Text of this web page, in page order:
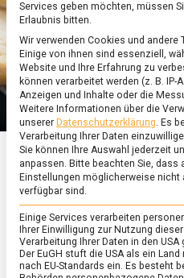
ERNÄHRUNG &
Vielen
Blumen:
Services geben möchten, müssen
Erlaubnis bitten.
Wir verwenden Cookies und
Einige von ihnen sind essenziell,
Website und Ihre Erfahrung zu
können verarbeitet werden (z. B.
Anzeigen und Inhalte oder die
Weitere Informationen über die
unserer Datenschutzerklärung. Es
Verarbeitung Ihrer Daten
Sie können Ihre Auswahl jederzeit
anpassen. Bitte beachten Sie, dass
Einstellungen möglicherweise nicht
verfügbar sind.
Einige Services verarbeiten
Ihrer Einwilligung zur Nutzung
Verarbeitung Ihrer Daten in den USA
Der EuGH stuft die USA als ein
nach EU-Standards ein. Es besteht